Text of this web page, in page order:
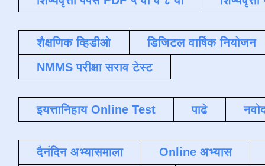
शैक्षणिक व्हिडीओ
डिजिटल वार्षिक नियोजन
NMMS परीक्षा सराव टेस्ट
इयत्तानिहाय Online Test पाढे
दैनंदिन अभ्यासमाला
Online अभ्यास